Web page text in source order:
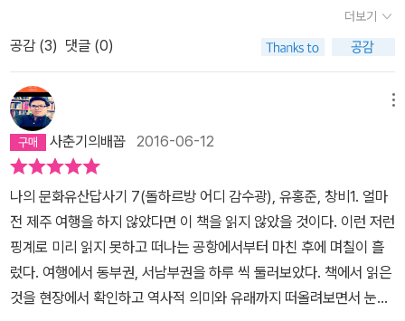
은 불만이 좀 있는 듯하다. 제주에 대해 너무 단정적으로 말하고 있다
나 어떻다나... 서방님, 그래도 난 앞으로 설날에 제주 갈 일이 기다려
진다우...
무(無)자가 아니라 모든 소원을 담아둔 것이라는 ‘소지’. 알게 되면 나
무에 걸려있는 소지를 바라볼 때 마음가짐이 달라진다.2) 제주 4.3사
었고 민족의 비극이라고 생각하고 있었지만 여기 내려와서 살다보니
사람들 마음 깊이 뿌리박혀 있는 사건이었다. 역사가 아니라 삶의 현
장인 것이다. 광주가 고향인 분들이 울적해지면 한번씩 광주민주화
사건을 토로하듯이 제주도 분들도 한번씩 4.3사건에 대한 울분을 토
로한다. 그렇지 않아도 폐쇄적인 환경을 갖고 있는 섬인데 4.3사건의
여파로 폐쇄적인 분위기를 오래 유지하게 된 것이 아닌가 하는 생각
이 든다. 아직도 육지 사람들에게 마음을 열지 못하는 분들을 볼 때 왠
지 역사의 상처를 보는 것 같은 느낌도 든다. 현기영의 ‘순이삼촌’은
이미 읽어본 소설이었다. 그런데 제목의 의미를 새삼 알게 되었다. ‘삼
이 나왔다는 것은 나의 관심에 부채질을 해주었다. 진작 이 책이 나왔
으면 얼마나 좋았을까? '제주허씨를 위한 제주학안내서'라는 말에 '좋
다'는 말이 절로 나온다. 지금껏 제주관련 서적을 뒤적이면 거의 두 부
류였다. 관광지를 겉핥기식으로 둘러보며 좋더라~ 하며 개인감상을
적기에 바쁜 여행서적과 조금은 난해한 역사를 담은 서적. 그나마 그
선입견에서 나를 조금 끄집어 내준 책이 있다면 <제주 역사 기행>과
<제주 기행> 정도였다. 그런데 이번에 이 책을 읽고 나서 한 권 더 보
탠다. 제주에 관한 책 중, 제주에 관심은 갖고 있지만 아는 것은 많지
않은 나같은 사람들에게 강추하고 싶은 책이 있으니, 바로 <나의 문
화유산답사기 7 -돌하르방 어디 감수광>이다. 여행을 관광으로 하
면 사실 재미가 반감된다. 해외여행도 그렇고 국내여행도 마찬가지
다. 하지만 관광에서 빼놓을 수 없는 장점이 있다면, 관련지식을 많이
더보기
공감 (3) 댓글 (0)
사춘기의배꼽 2016-06-12
나의 문화유산답사기 7(돌하르방 어디 감수광), 유홍준, 창비1. 얼마
전 제주 여행을 하지 않았다면 이 책을 읽지 않았을 것이다. 이런 저런
핑계로 미리 읽지 못하고 떠나는 공항에서부터 마친 후에 며칠이 흘
렀다. 여행에서 동부권, 서남부권을 하루 씩 둘러보았다. 책에서 읽은
것을 현장에서 확인하고 역사적 의미와 유래까지 떠올려보면서 눈으